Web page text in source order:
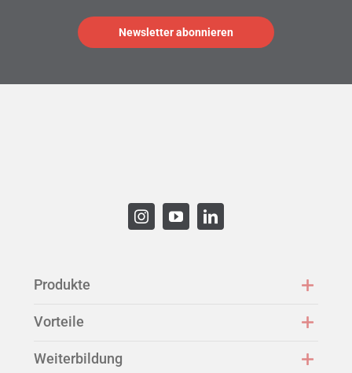
Produkte
Vorteile
Weiterbildung